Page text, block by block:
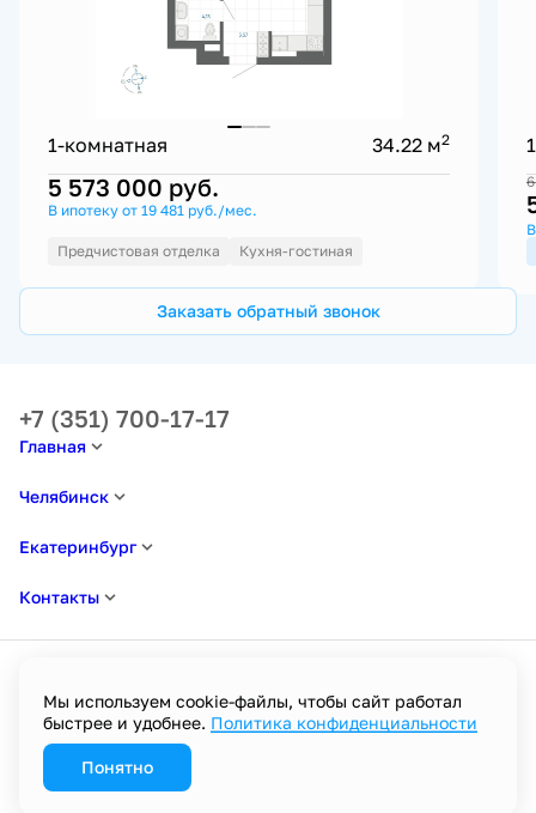
1-комнатная 34.22 м2
5 573 000 руб.
В ипотеку от 19 481 руб./мес.
Предчистовая отделка Кухня-гостиная
Заказать обратный звонок
Главная
Челябинск
Екатеринбург
Контакты
+7 (351) 700-17-17
Политика в отношении обработки персональных данных
Пользовательское соглашение
Мы используем cookie-файлы, чтобы сайт работал
быстрее и удобнее. Политика конфиденциальности
Понятно